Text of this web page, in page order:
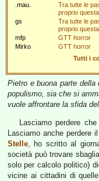
.mau.
Tra tutte le
proprio questa
gs
Tra tutte le
proprio questa
mfp
GTT horror
Mirko
GTT horror
Tutti i
Pietro e buona parte
populismo, sia che si
vuole affrontare la sfida
Lasciamo perdere
Lasciamo anche perdere
Stelle, ho scritto al
società può trovare
solo per calcolo politico)
vicine ai cittadini di